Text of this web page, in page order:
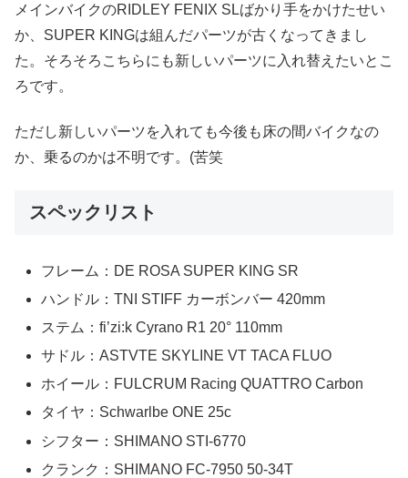
メインバイクのRIDLEY FENIX SLばかり手をかけたせい
か、SUPER KINGは組んだパーツが古くなってきまし
た。そろそろこちらにも新しいパーツに入れ替えたいとこ
ろです。
ただし新しいパーツを入れても今後も床の間バイクなの
か、乗るのかは不明です。(苦笑
スペックリスト
フレーム：DE ROSA SUPER KING SR
ハンドル：TNI STIFF カーボンバー 420mm
ステム：fi’zi:k Cyrano R1 20° 110mm
サドル：ASTVTE SKYLINE VT TACA FLUO
ホイール：FULCRUM Racing QUATTRO Carbon
タイヤ：Schwarlbe ONE 25c
シフター：SHIMANO STI-6770
クランク：SHIMANO FC-7950 50-34T